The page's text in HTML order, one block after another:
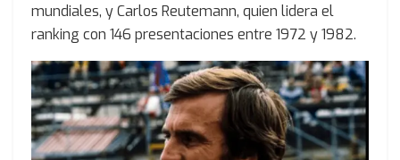
mundiales, y Carlos Reutemann, quien lidera el
ranking con 146 presentaciones entre 1972 y 1982.